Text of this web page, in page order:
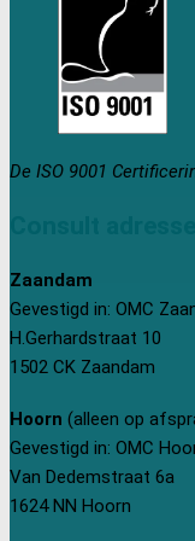
De ISO 9001
Zaandam
Gevestigd in: OMC
H.Gerhardstraat 10
1502 CK Zaandam
Hoorn (alleen op
Gevestigd in: OMC
Van Dedemstraat 6a
1624 NN Hoorn